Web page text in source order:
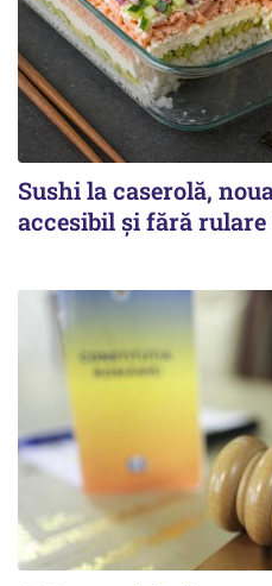
Sushi la caserolă,
accesibil și fără